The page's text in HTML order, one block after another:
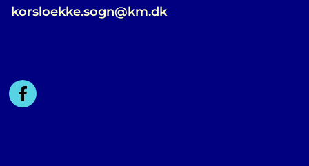
korsloekke.sogn@km.dk